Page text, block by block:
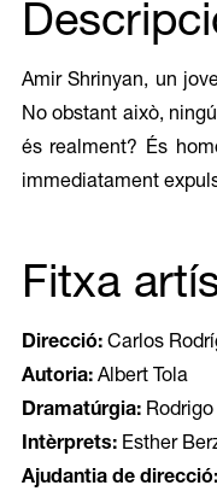
Amir Shrinyan, un
No obstant això,
és realment? És
immediatament
Fitxa
Direcció: Carlos
Autoria: Albert Tola
Dramatúrgia:
Intèrprets: Esther
Ajudantia de direcció: